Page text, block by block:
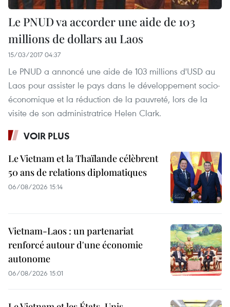
Le PNUD va accorder une aide de 103
millions de dollars au Laos
15/03/2017 04:37
Le PNUD a annoncé une aide de 103 millions d'USD au
Laos pour assister le pays dans le développement socio-
économique et la réduction de la pauvreté, lors de la
visite de son administratrice Helen Clark.
VOIR PLUS
Le Vietnam et la Thaïlande célèbrent
50 ans de relations diplomatiques
06/08/2026 15:14
Vietnam-Laos : un partenariat
renforcé autour d'une économie
autonome
06/08/2026 15:01